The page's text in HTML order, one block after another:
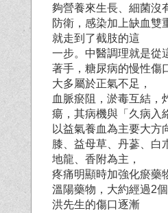
夠營養來生長、細菌沒
防衛，感染加上缺血雙
就走到了截肢的這
一步。中醫調理就是從
著手，糖尿病的慢性傷
大多屬於正氣不足，
血脈瘀阻，淤毒互結，
瘍，其病機與「久病入
以益氣養血為主要大方
膝、益母草、丹蔘、白
地龍、香附為主，
疼痛明顯時加強化瘀藥
溫陽藥物，大約經過2
洪先生的傷口逐漸